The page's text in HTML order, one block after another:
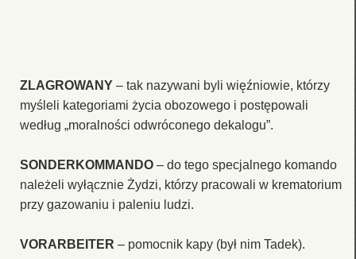
ZLAGROWANY – tak nazywani byli więźniowie, którzy
myśleli kategoriami życia obozowego i postępowali
według „moralności odwróconego dekalogu”.
SONDERKOMMANDO – do tego specjalnego komando
należeli wyłącznie Żydzi, którzy pracowali w krematorium
przy gazowaniu i paleniu ludzi.
VORARBEITER – pomocnik kapy (był nim Tadek).